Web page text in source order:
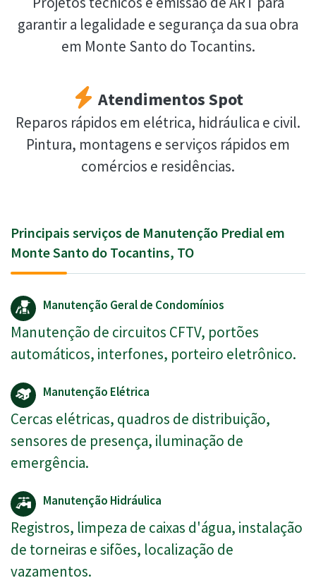
garantir a legalidade e segurança da sua obra
em Monte Santo do Tocantins.
Atendimentos Spot
Reparos rápidos em elétrica, hidráulica e civil.
Pintura, montagens e serviços rápidos em
comércios e residências.
Principais serviços de Manutenção Predial em
Monte Santo do Tocantins, TO
Manutenção Geral de Condomínios
Manutenção de circuitos CFTV, portões
automáticos, interfones, porteiro eletrônico.
Manutenção Elétrica
Cercas elétricas, quadros de distribuição,
sensores de presença, iluminação de
emergência.
Manutenção Hidráulica
Registros, limpeza de caixas d'água, instalação
de torneiras e sifões, localização de
vazamentos.